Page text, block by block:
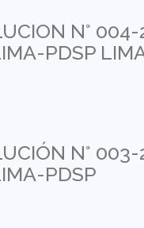
N°
PDSP
N°
PDSP